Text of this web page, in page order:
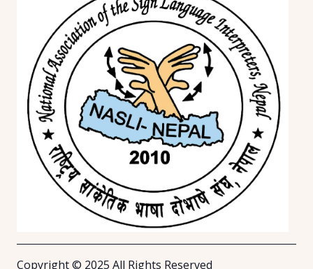
Copyright © 2025 All Rights Reserved